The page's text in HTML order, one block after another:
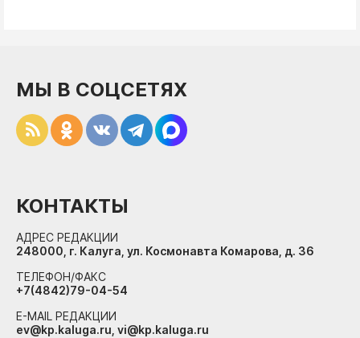
МЫ В СОЦСЕТЯХ
КОНТАКТЫ
АДРЕС РЕДАКЦИИ
248000, г. Калуга, ул. Космонавта Комарова, д. 36
ТЕЛЕФОН/ФАКС
+7(4842)79-04-54
E-MAIL РЕДАКЦИИ
ev@kp.kaluga.ru, vi@kp.kaluga.ru